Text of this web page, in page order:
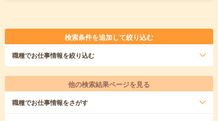
検索条件を追加して絞り込む
職種でお仕事情報を絞り込む
他の検索結果ページを見る
職種でお仕事情報をさがす